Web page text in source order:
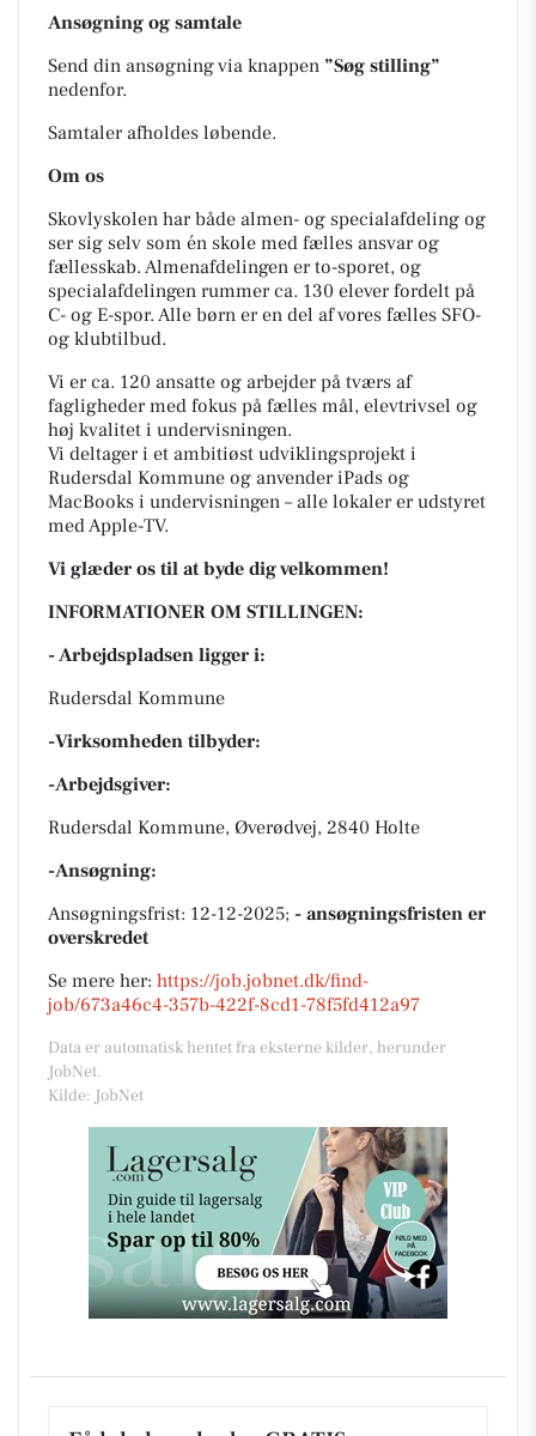
Ansøgning og samtale
Send din ansøgning via knappen ”Søg stilling”
nedenfor.
Samtaler afholdes løbende.
Om os
Skovlyskolen har både almen- og specialafdeling og
ser sig selv som én skole med fælles ansvar og
fællesskab. Almenafdelingen er to-sporet, og
specialafdelingen rummer ca. 130 elever fordelt på
C- og E-spor. Alle børn er en del af vores fælles SFO-
og klubtilbud.
Vi er ca. 120 ansatte og arbejder på tværs af
fagligheder med fokus på fælles mål, elevtrivsel og
høj kvalitet i undervisningen.
Vi deltager i et ambitiøst udviklingsprojekt i
Rudersdal Kommune og anvender iPads og
MacBooks i undervisningen – alle lokaler er udstyret
med Apple-TV.
Vi glæder os til at byde dig velkommen!
INFORMATIONER OM STILLINGEN:
- Arbejdspladsen ligger i:
Rudersdal Kommune
-Virksomheden tilbyder:
-Arbejdsgiver:
Rudersdal Kommune, Øverødvej, 2840 Holte
-Ansøgning:
Ansøgningsfrist: 12-12-2025; - ansøgningsfristen er
overskredet
Se mere her: https://job.jobnet.dk/find-
job/673a46c4-357b-422f-8cd1-78f5fd412a97
Data er automatisk hentet fra eksterne kilder, herunder
JobNet.
Kilde: JobNet